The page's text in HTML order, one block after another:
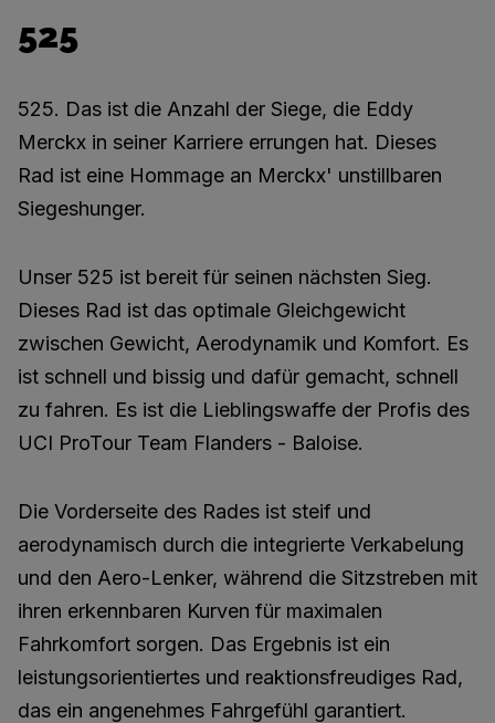
525
525. Das ist die Anzahl der Siege, die Eddy
Merckx in seiner Karriere errungen hat. Dieses
Rad ist eine Hommage an Merckx' unstillbaren
Siegeshunger.
Unser 525 ist bereit für seinen nächsten Sieg.
Dieses Rad ist das optimale Gleichgewicht
zwischen Gewicht, Aerodynamik und Komfort. Es
ist schnell und bissig und dafür gemacht, schnell
zu fahren. Es ist die Lieblingswaffe der Profis des
UCI ProTour Team Flanders - Baloise.
Die Vorderseite des Rades ist steif und
aerodynamisch durch die integrierte Verkabelung
und den Aero-Lenker, während die Sitzstreben mit
ihren erkennbaren Kurven für maximalen
Fahrkomfort sorgen. Das Ergebnis ist ein
leistungsorientiertes und reaktionsfreudiges Rad,
das ein angenehmes Fahrgefühl garantiert.